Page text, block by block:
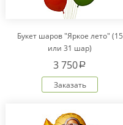
Букет шаров "Яркое лето" (15
или 31 шар)
3 750a
Заказать